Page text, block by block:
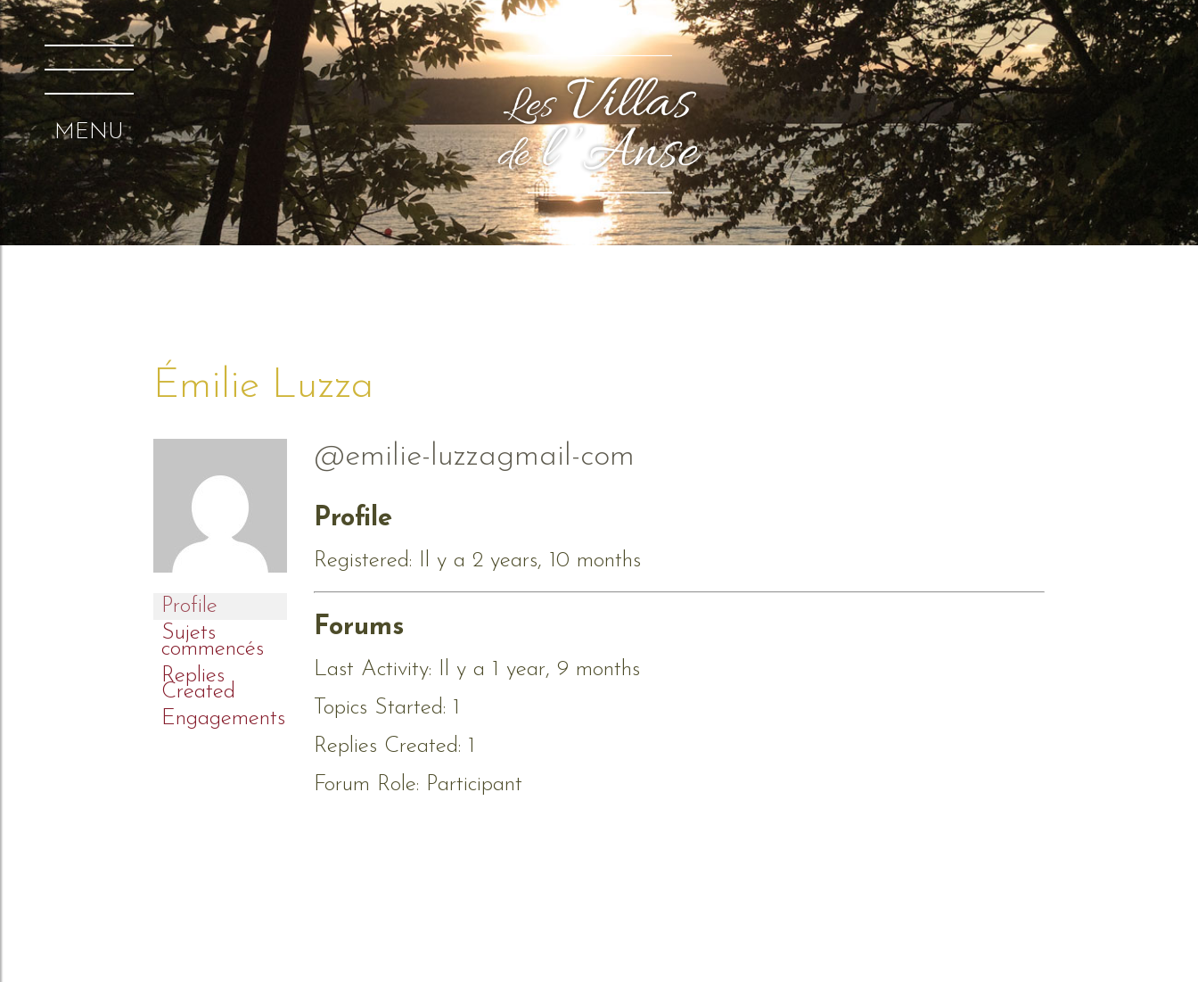
MENU
Émilie Luzza
Profile
Sujets
commencés
Replies
Created
Engagements
@emilie-luzzagmail-com
Profile
Registered: Il y a 2 years, 10 months
Forums
Last Activity: Il y a 1 year, 9 months
Topics Started: 1
Replies Created: 1
Forum Role: Participant